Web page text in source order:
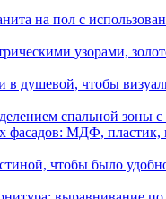
на пол с
узорами,
в душевой, чтобы
спальной
фасадов: МДФ, пластик,
чтобы было